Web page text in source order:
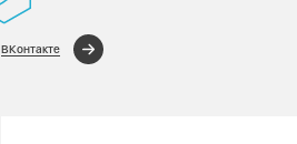
ВКонтакте